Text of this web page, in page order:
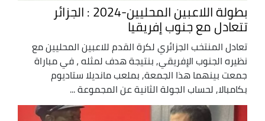
بطولة اللاعبين المحليين-2024 : الجزائر
تتعادل مع جنوب إفريقيا
تعادل المنتخب الجزائري لكرة القدم للاعبين المحليين مع
نظيره الجنوب الإفريقي, بنتيجة هدف لمثله ، في مباراة
جمعت بينهما هذا الجمعة, بملعب مانديلا ستاديوم
بكامبالا, لحساب الجولة الثانية عن المجموعة ...